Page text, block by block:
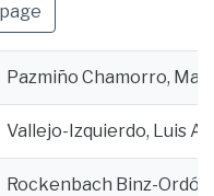
Pazmiño Chamorro,
Vallejo-Izquierdo, Luis
Rockenbach Binz-